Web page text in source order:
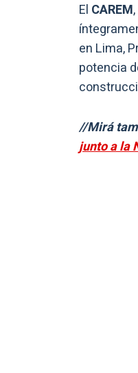
El CAREM
en Lima,
potencia
//Mirá
junto a la